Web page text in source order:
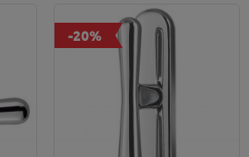
-20%